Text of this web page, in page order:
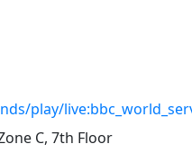
play/
C, 7th Floor